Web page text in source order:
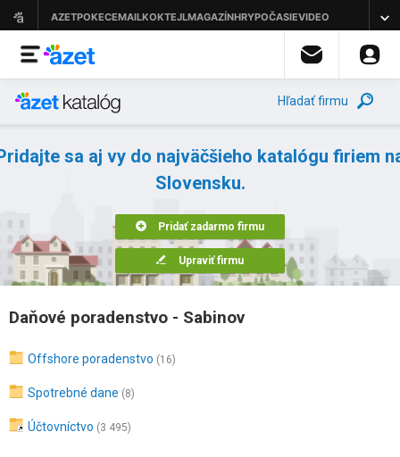
Hľadať firmu
sa aj vy do najväčšieho katalógu firiem
Slovensku.
Pridať zadarmo firmu
Upraviť firmu
Daňové poradenstvo - Sabinov
Offshore poradenstvo (16)
Spotrebné dane (8)
Účtovníctvo (3 495)